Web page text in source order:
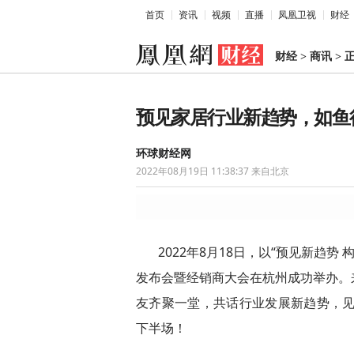
首页 资讯 视频 直播 凤凰卫视 财经
财经> 商讯 >
预见家居行业新趋势，如
环球财经网
2022年08月19日 11:38:37来自北京
2022年8月18日，以“预见新趋势
发布会暨经销商大会在杭州成功举办
友齐聚一堂，共话行业发展新趋势，
下半场！